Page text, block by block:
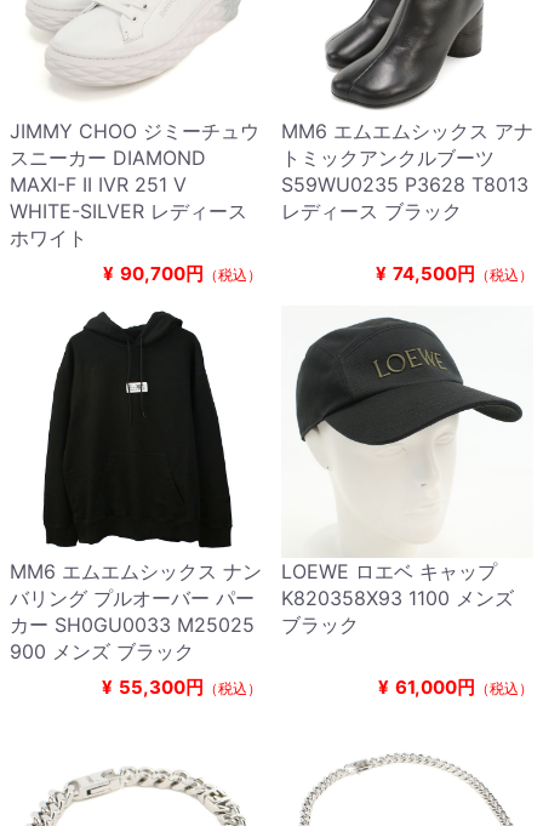
JIMMY CHOO ジミーチュウ
スニーカー DIAMOND
MAXI-F II IVR 251 V
WHITE-SILVER レディース
ホワイト
¥ 90,700円 （税込）
MM6 エムエムシックス アナ
トミックアンクルブーツ
S59WU0235 P3628 T8013
レディース ブラック
¥ 74,500円 （税込）
MM6 エムエムシックス ナン
バリング プルオーバー パー
カー SH0GU0033 M25025
900 メンズ ブラック
¥ 55,300円 （税込）
LOEWE ロエベ キャップ
K820358X93 1100 メンズ
ブラック
¥ 61,000円 （税込）